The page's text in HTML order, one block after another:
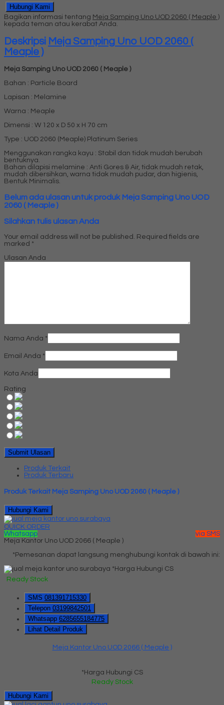
Hubungi Kami
Bagikan informasi tentang Meja Samping Uno UOD 2060 ( Meaple )
kepada teman atau kerabat Anda.
Deskripsi Meja Samping Uno UOD 2060 (
Meaple )
Meja Samping Uno UOD 2060 ( Meaple )
Bahan : Particle Board
Lapisan : Melamine
Warna : Meaple
Dimensi : W 120 x D 50 x H 70 cm
Type : UOD 2060 (Meaple) Platinum Series
Menggunakan rangka kayu : Stabil dan tidak mudah berubah
bentuknya.
Bahan dilapisi melamine : Anti Gores & Air, tidak mudah retak,
mudah dibersihkan, warna tidak mudah pudar, dan higienis,
Bentuk Minimalis.
Belum ada ulasan untuk produk Meja Samping Uno UOD
2060 ( Meaple )
Silahkan tulis ulasan Anda
Your email address will not be published. Required fields are
marked *
Ulasan Anda
Nama Anda *
Email Anda *
Kota Anda
Rating
Produk Terkait
Produk Terbaru
Produk Terkait Meja Samping Uno UOD 2060 ( Meaple )
Hubungi Kami
QUICK ORDER
Whatsapp
via SMS
Meja Kantor Uno UOD 2066 ( Meaple )
*Pemesanan dapat langsung menghubungi kontak di bawah ini:
*Harga Hubungi CS
Ready Stock
SMS 081391715330
Telepon 03199842501
Whatsapp 6285655184775
Lihat Detail Produk
Meja Kantor Uno UOD 2066 ( Meaple )
*Harga Hubungi CS
Ready Stock
Hubungi Kami